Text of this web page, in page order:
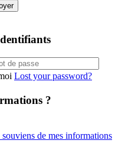
Lost your password?
?
souviens de mes informations